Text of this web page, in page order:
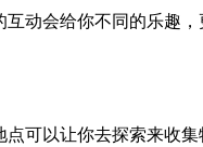
互动会给你不同的乐趣
点可以让你去探索来收